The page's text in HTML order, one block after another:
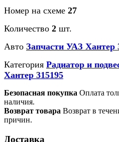
Номер на схеме 27
Количество 2 шт.
Авто Запчасти УАЗ Хантер
Категория Радиатор и
Хантер 315195
Безопасная покупка Оплата
наличия.
Возврат товара Возврат в
причин.
Доставка